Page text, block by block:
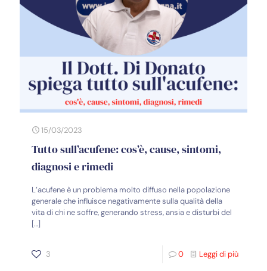
15/03/2023
Tutto sull’acufene: cos’è, cause, sintomi,
diagnosi e rimedi
L’acufene è un problema molto diffuso nella popolazione
generale che influisce negativamente sulla qualità della
vita di chi ne soffre, generando stress, ansia e disturbi del
[…]
3 0 Leggi di più